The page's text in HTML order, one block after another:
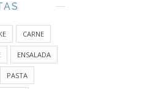
CARNE
ENSALADA
PASTA